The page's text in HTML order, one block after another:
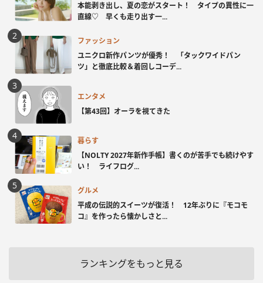
本能剥き出し、夏の恋がスタート！ タイプの異性に一
直線♡ 早くも走り出す一...
ファッション
ユニクロ新作パンツが優秀！ 「タックワイドパン
ツ」と徹底比較＆着回しコーデ...
エンタメ
【第43回】オーラを視てきた
暮らす
【NOLTY 2027年新作手帳】書くのが苦手でも続けやす
い！ ライフログ...
グルメ
平成の伝説的スイーツが復活！ 12年ぶりに『モコモ
コ』を作ったら懐かしさと...
ランキングをもっと見る